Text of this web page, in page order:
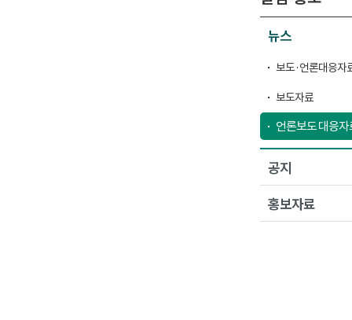
뉴스
보도·언론대응자
보도자료
언론보도 대응자
공지
홍보자료